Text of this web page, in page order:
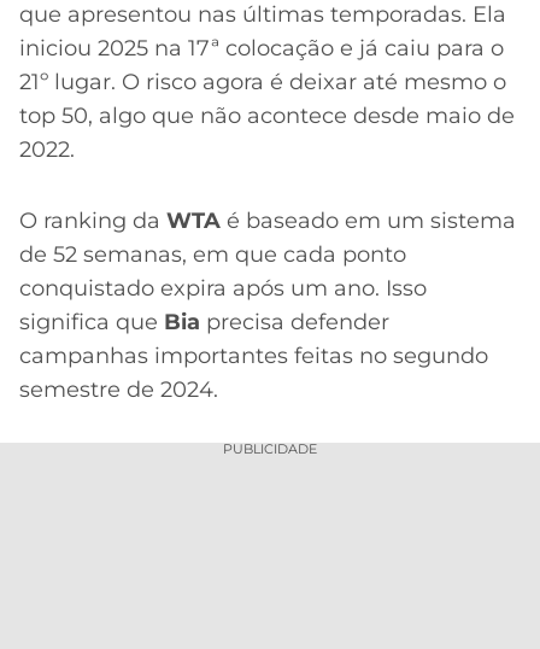
que apresentou nas últimas temporadas. Ela
iniciou 2025 na 17ª colocação e já caiu para o
21º lugar. O risco agora é deixar até mesmo o
top 50, algo que não acontece desde maio de
2022.
O ranking da WTA é baseado em um sistema
de 52 semanas, em que cada ponto
conquistado expira após um ano. Isso
significa que Bia precisa defender
campanhas importantes feitas no segundo
semestre de 2024.
PUBLICIDADE